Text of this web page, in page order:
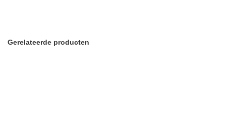
Gerelateerde producten